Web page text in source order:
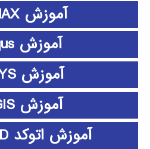
آموزش 3D MAX
آموزش abaqus
آموزش ANSYS
آموزش ArcGIS
آموزش اتوکد AUTOCAD